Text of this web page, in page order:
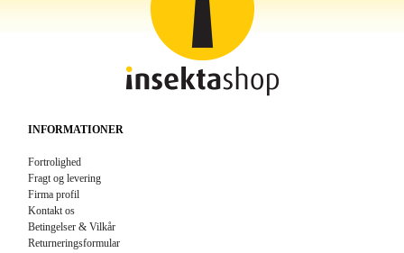
INFORMATIONER
Fortrolighed
Fragt og levering
Firma profil
Kontakt os
Betingelser & Vilkår
Returneringsformular